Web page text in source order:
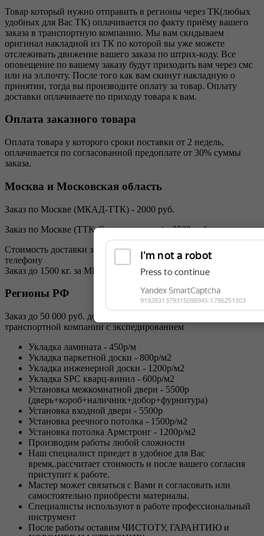
Товар который нужно отправить в регионы через ТК(любых
удобных для Вас ТК) оплачивается по факту приёму вашего
заказа в транспортную компанию. Мы вам скидываем
оригинал накладной из ТК по которой вы уже можете
отслеживать движение вашего заказа по штрих-коду. Все
оповещение по вашему заказу будут приходить вам через смс
или на эл.почту. После того как вам скинут накладную о
принятии, тогда вы производите оплату за товар. Оплату
доставки оплачиваете по приходу товара к вам.
Оплата заказного товара
Оплата товара у которого сроки поставки от 2 недель,
оплачивается по согласованной предоплате от 30% суммы
заказа.
Москва и Московская область
Заказ по Москве (МКАД-ТТК) - 2000 руб.
Заказ по Москве (ТТК-Садовое кольцо) - 2500 руб.
Стоимость доставки за МКАД уточняйте у менеджеров по
телефону
Заказ до 1500 кг. за МКАД - от 2000р + 70р за км. (от МКАД)
Регионы РФ
Заказ до 50 000 руб. доставка до ТК - 2500 руб. до любой
транспортной компании с экспедированием
Укладка ламината - 450р/м
Укладка паркетной доски - 800р/м2
Укладка инженерной доски - 1200р/м2
Укладка SPC кварц-винил - 600р/м2
Установка межкомнатной двери - 5500р
(дверь+короб+наличник+добор+фурнитура)
Установка входной двери - 5500р
Установка реечного потолка - 1500р/м2
Установка потолка Армстронг - 1200р/м2
Производим работы любой сложности
Наш специалист приедет в удобное для Вас
время,.рассчитает стоимость и после вашего согласия
приступит к работе.
Мастер может связаться с Вами и согласовать или
самостоятельно приобрести материалы.
Специалисты используют в работе профессиональный
инструмент
После работы оставим ЧИСТОТУ, ГАРАНТИЮ и